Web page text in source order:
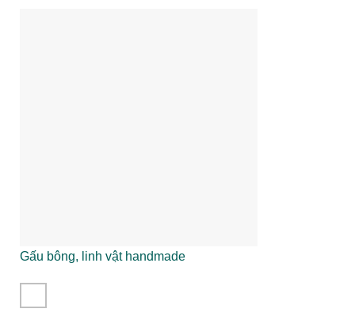
Gấu bông, linh vật handmade